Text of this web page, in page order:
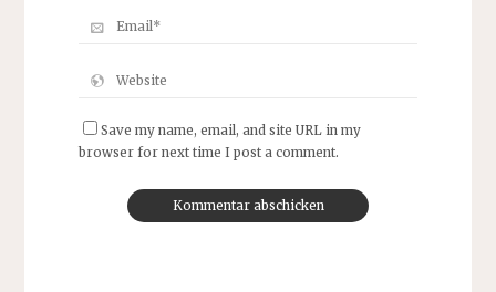
Save my name, email, and site URL in my
browser for next time I post a comment.